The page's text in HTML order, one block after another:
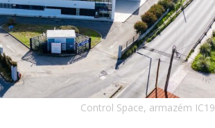
Control Space, armazém IC19